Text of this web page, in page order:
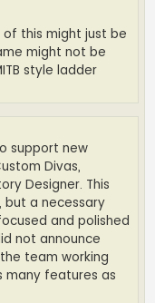
this might just be
might not be
style ladder
support new
Divas,
Designer. This
but a necessary
and polished
not announce
team working
many features as